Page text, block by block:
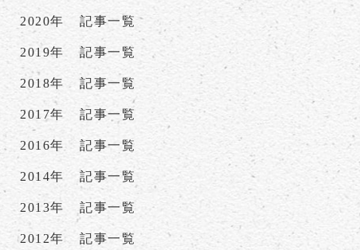
2020年 記事一覧
2019年 記事一覧
2018年 記事一覧
2017年 記事一覧
2016年 記事一覧
2014年 記事一覧
2013年 記事一覧
2012年 記事一覧